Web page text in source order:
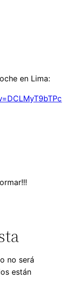
en Lima:
no será
están